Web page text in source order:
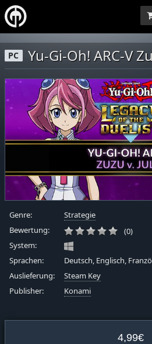
PC Yu-Gi-Oh! ARC-V
Genre:
Strategie
Bewertung:
(0)
System:
Sprachen:
Deutsch, Englisch,
Auslieferung:
Steam Key
Publisher:
Konami
4,99€